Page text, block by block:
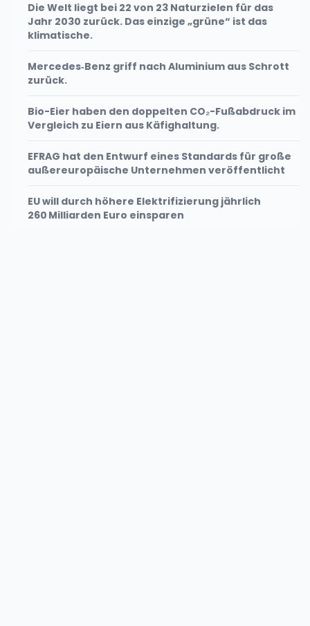
Die Welt liegt bei 22 von 23 Naturzielen für das
Jahr 2030 zurück. Das einzige „grüne“ ist das
klimatische.
Mercedes‑Benz griff nach Aluminium aus Schrott
zurück.
Bio-Eier haben den doppelten CO₂-Fußabdruck im
Vergleich zu Eiern aus Käfighaltung.
EFRAG hat den Entwurf eines Standards für große
außereuropäische Unternehmen veröffentlicht
EU will durch höhere Elektrifizierung jährlich
260 Milliarden Euro einsparen